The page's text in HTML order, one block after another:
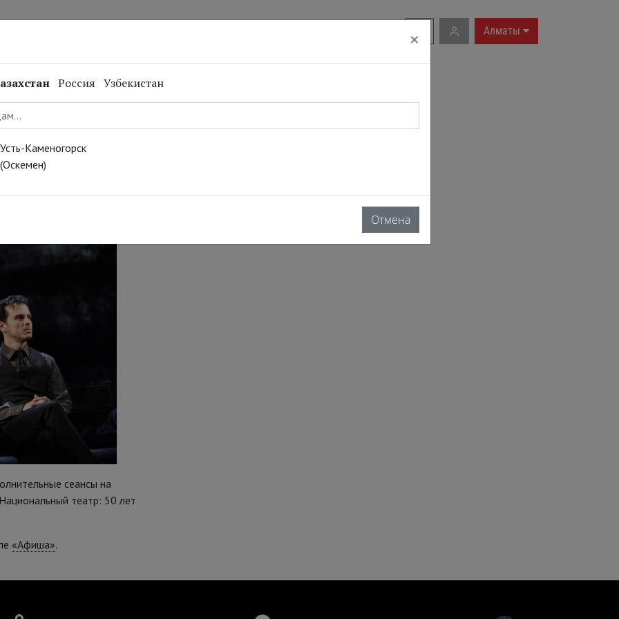
Алматы
50 лет на
сеансы на
театр: 50 лет
«Афиша».
×
Россия Узбекистан
Усть-Каменогорск
(Оскемен)
Отмена